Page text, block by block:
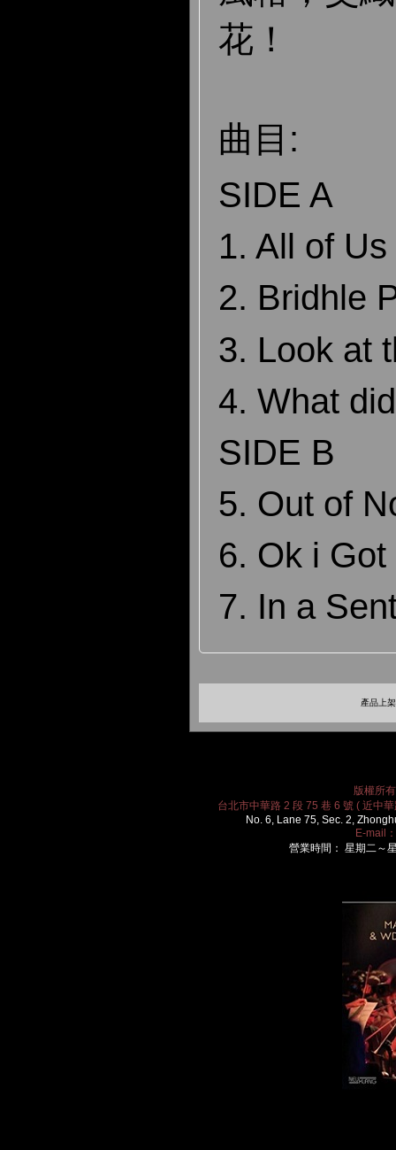
花！
曲目:
SIDE A
1. All of Us
2. Bridhle
3. Look at
4. What
SIDE B
5. Out of
6. Ok i Got
7. In a
產品上
版權所
台北市中華路 2 段 75 巷 6 號 ( 近中
No. 6, Lane 75, Sec. 2,
E-mail：
營業時間： 星期二～